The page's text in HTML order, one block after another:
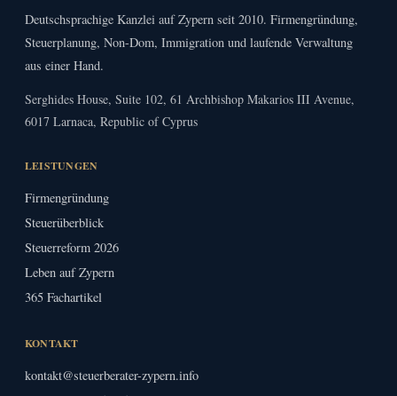
Deutschsprachige Kanzlei auf Zypern seit 2010. Firmengründung,
Steuerplanung, Non-Dom, Immigration und laufende Verwaltung
aus einer Hand.
Serghides House, Suite 102, 61 Archbishop Makarios III Avenue,
6017 Larnaca, Republic of Cyprus
LEISTUNGEN
Firmengründung
Steuerüberblick
Steuerreform 2026
Leben auf Zypern
365 Fachartikel
KONTAKT
kontakt@steuerberater-zypern.info